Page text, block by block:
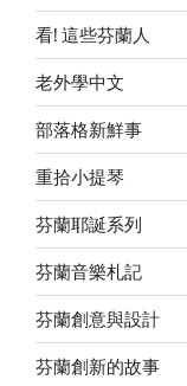
看! 這些芬蘭人
老外學中文
部落格新鮮事
重拾小提琴
芬蘭耶誕系列
芬蘭音樂札記
芬蘭創意與設計
芬蘭創新的故事